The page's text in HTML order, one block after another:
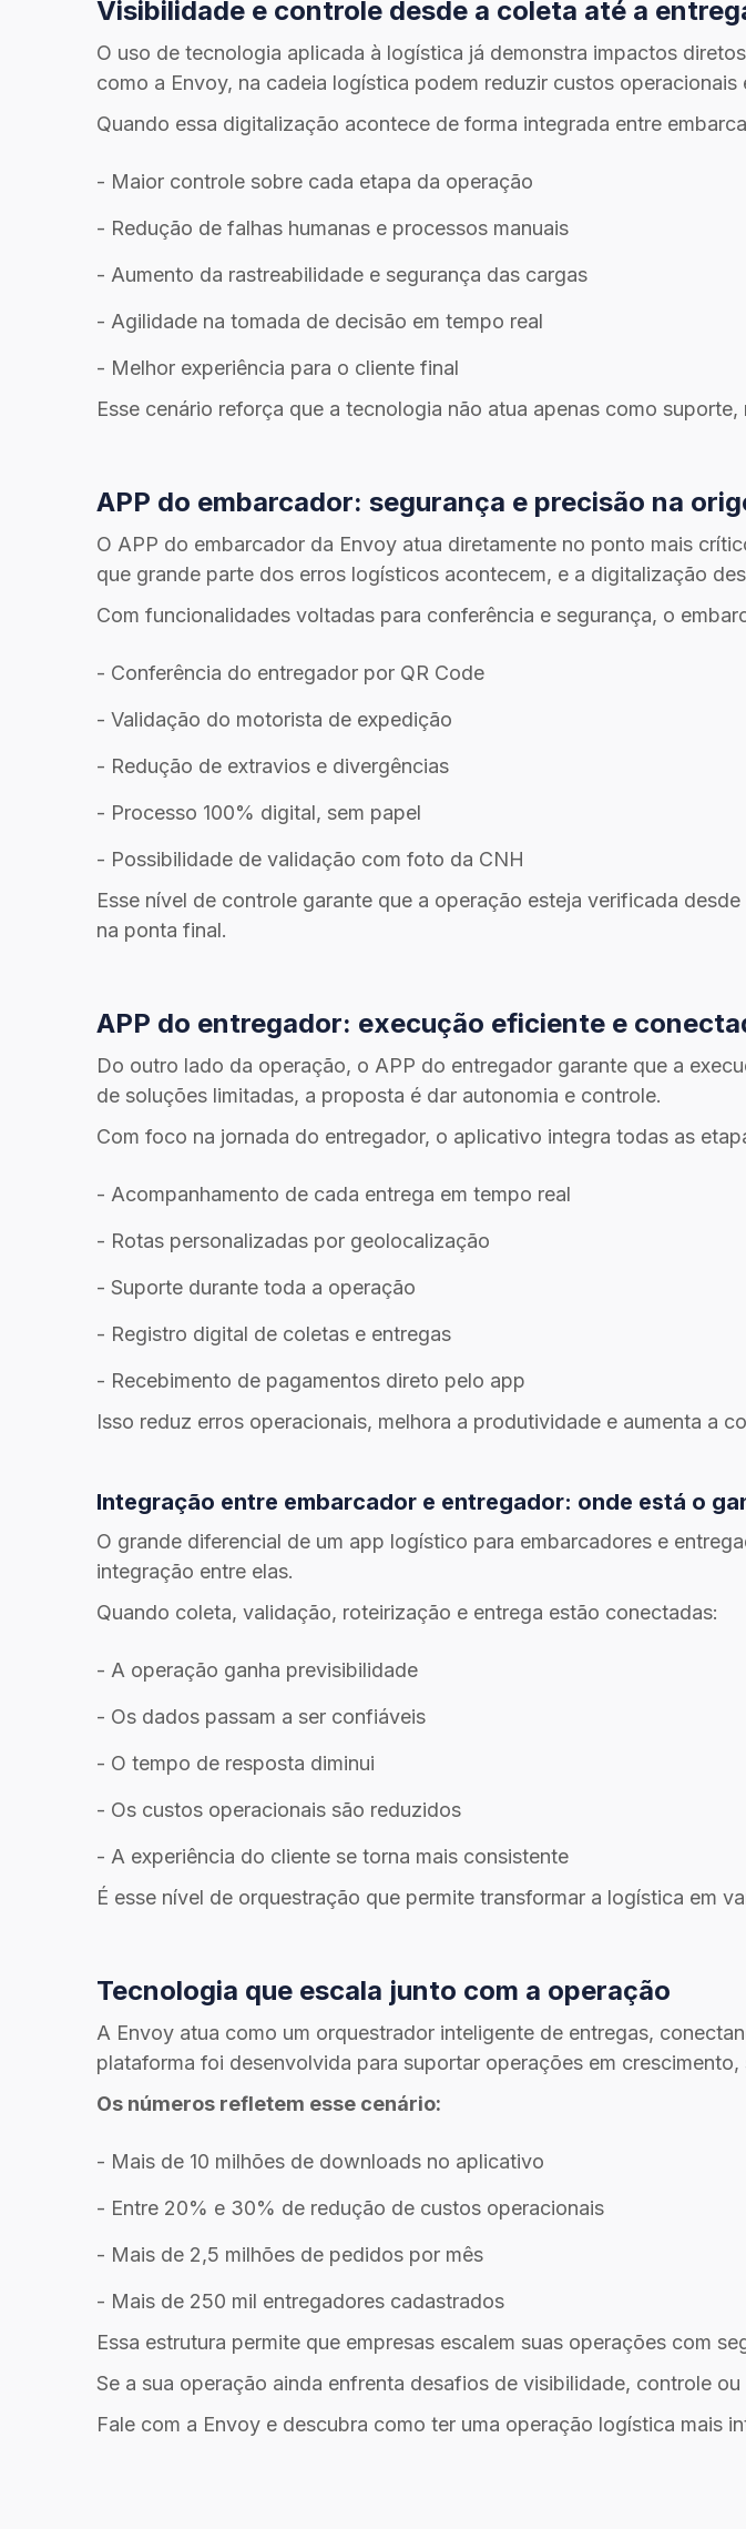
Visibilidade e controle desde a coleta até a
O uso de tecnologia aplicada à logística já demonstra impactos
como a Envoy, na cadeia logística podem reduzir custos
Quando essa digitalização acontece de forma integrada entre
- Maior controle sobre cada etapa da operação
- Redução de falhas humanas e processos manuais
- Aumento da rastreabilidade e segurança das cargas
- Agilidade na tomada de decisão em tempo real
- Melhor experiência para o cliente final
Esse cenário reforça que a tecnologia não atua apenas como
APP do embarcador: segurança e precisão na
O APP do embarcador da Envoy atua diretamente no ponto mais
que grande parte dos erros logísticos acontecem, e a digitalização
Com funcionalidades voltadas para conferência e segurança, o
- Conferência do entregador por QR Code
- Validação do motorista de expedição
- Redução de extravios e divergências
- Processo 100% digital, sem papel
- Possibilidade de validação com foto da CNH
Esse nível de controle garante que a operação esteja verificada
na ponta final.
APP do entregador: execução eficiente e
Do outro lado da operação, o APP do entregador garante que a
de soluções limitadas, a proposta é dar autonomia e controle.
Com foco na jornada do entregador, o aplicativo integra todas as
- Acompanhamento de cada entrega em tempo real
- Rotas personalizadas por geolocalização
- Suporte durante toda a operação
- Registro digital de coletas e entregas
- Recebimento de pagamentos direto pelo app
Isso reduz erros operacionais, melhora a produtividade e aumenta a
Integração entre embarcador e entregador: onde está o
O grande diferencial de um app logístico para embarcadores e
integração entre elas.
Quando coleta, validação, roteirização e entrega estão conectadas:
- A operação ganha previsibilidade
- Os dados passam a ser confiáveis
- O tempo de resposta diminui
- Os custos operacionais são reduzidos
- A experiência do cliente se torna mais consistente
É esse nível de orquestração que permite transformar a logística em
Tecnologia que escala junto com a operação
A Envoy atua como um orquestrador inteligente de entregas,
plataforma foi desenvolvida para suportar operações em
Os números refletem esse cenário:
- Mais de 10 milhões de downloads no aplicativo
- Entre 20% e 30% de redução de custos operacionais
- Mais de 2,5 milhões de pedidos por mês
- Mais de 250 mil entregadores cadastrados
Essa estrutura permite que empresas escalem suas operações com
Se a sua operação ainda enfrenta desafios de visibilidade, controle
Fale com a Envoy e descubra como ter uma operação logística mais